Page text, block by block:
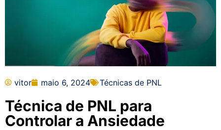
vitor maio 6, 2024 Técnicas de PNL
Técnica de PNL para
Controlar a Ansiedade